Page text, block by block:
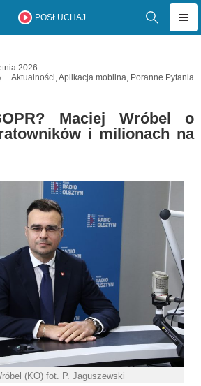
POSŁUCHAJ
2026
Aktualności,Aplikacja mobilna, Poranne Pytania
Maciej Wróbel o
i milionach na
(KO) fot. P. Jaguszewski